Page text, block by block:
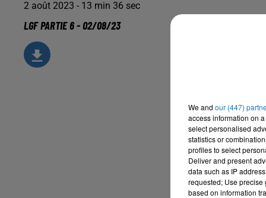
2 août 2023 - 13 min 36 sec
LGF PARTIE 6 - 02/08/23
We and our (447)
access information on
select personalised
statistics or
profiles to select
Deliver and present
data such as IP
requested; Use precise
based on information